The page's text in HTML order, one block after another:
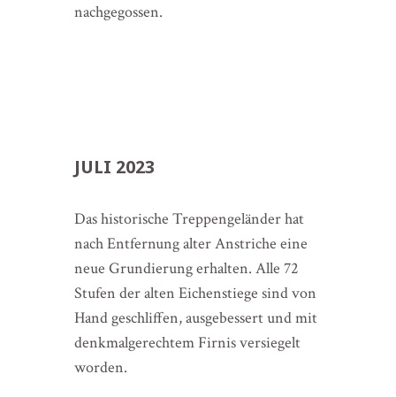
nachgegossen.
JULI 2023
Das historische Treppengeländer hat
nach Entfernung alter Anstriche eine
neue Grundierung erhalten. Alle 72
Stufen der alten Eichenstiege sind von
Hand geschliffen, ausgebessert und mit
denkmalgerechtem Firnis versiegelt
worden.